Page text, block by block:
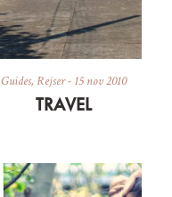
Guides,Rejser- 15 nov 2010
TRAVEL